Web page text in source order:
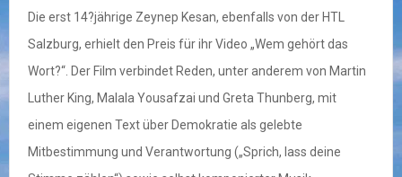
Die erst 14?jährige Zeynep Kesan, ebenfalls von der HTL
Salzburg, erhielt den Preis für ihr Video „Wem gehört das
Wort?“. Der Film verbindet Reden, unter anderem von Martin
Luther King, Malala Yousafzai und Greta Thunberg, mit
einem eigenen Text über Demokratie als gelebte
Mitbestimmung und Verantwortung („Sprich, lass deine